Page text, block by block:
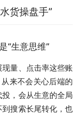
货操盘手”
“生意思维”
量、点击率这些账
来不会关心后端的
，会从生意的全局
搜索长尾转化，也